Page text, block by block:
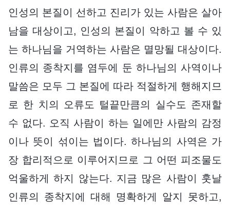
인성의 본질이 선하고 진리가 있는 사람은 살아
남을 대상이고, 인성의 본질이 악하고 볼 수 있
는 하나님을 거역하는 사람은 멸망될 대상이다.
인류의 종착지를 염두에 둔 하나님의 사역이나
말씀은 모두 그 본질에 따라 적절하게 행해지므
로 한 치의 오류도 털끝만큼의 실수도 존재할
수 없다. 오직 사람이 하는 일에만 사람의 감정
이나 뜻이 섞이는 법이다. 하나님의 사역은 가
장 합리적으로 이루어지므로 그 어떤 피조물도
억울하게 하지 않는다. 지금 많은 사람이 훗날
인류의 종착지에 대해 명확하게 알지 못하고,